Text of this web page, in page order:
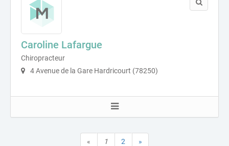
Caroline Lafargue
Chiropracteur
4 Avenue de la Gare Hardricourt (78250)
« 1 2 »